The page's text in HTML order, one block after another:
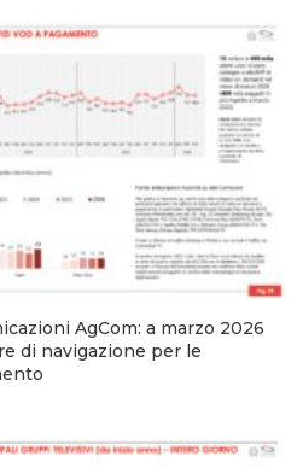
AgCom: a marzo 2026
di navigazione per le